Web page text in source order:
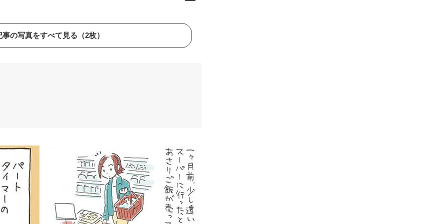
の写真をすべて見る（2枚）